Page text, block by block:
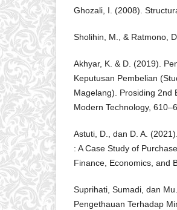
Ghozali, I. (2008).
Sholihin, M., & Ratmono,
Akhyar, K. & D. (2019).
Keputusan Pembelian
Magelang). Prosiding 2nd
Modern Technology,
Astuti, D., dan D. A.
: A Case Study of
Finance, Economics, and
Suprihati, Sumadi, dan
Pengethauan Terhadap